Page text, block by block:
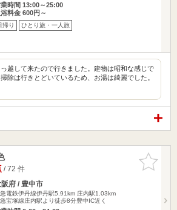
時間 13:00～25:00
浴料金 600円～
帰り ひとり旅・一人旅
越して来たので行きました。建物は昭和な感じで
除は行きとどいているため、お湯は綺麗でした。
お気に入
りに追加
/ 72 件
府 / 豊中市
電鉄伊丹線伊丹駅5.91km 庄内駅1.03km
宝塚線庄内駅より徒歩8分豊中IC近く